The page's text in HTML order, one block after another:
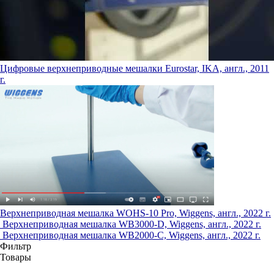
Цифровые верхнеприводные мешалки Eurostar, IKA, англ., 2011
г.
Верхнеприводная мешалка WOHS-10 Pro, Wiggens, англ., 2022 г.
Верхнеприводная мешалка WB3000-D, Wiggens, англ., 2022 г.
Верхнеприводная мешалка WB2000-C, Wiggens, англ., 2022 г.
Фильтр
Товары